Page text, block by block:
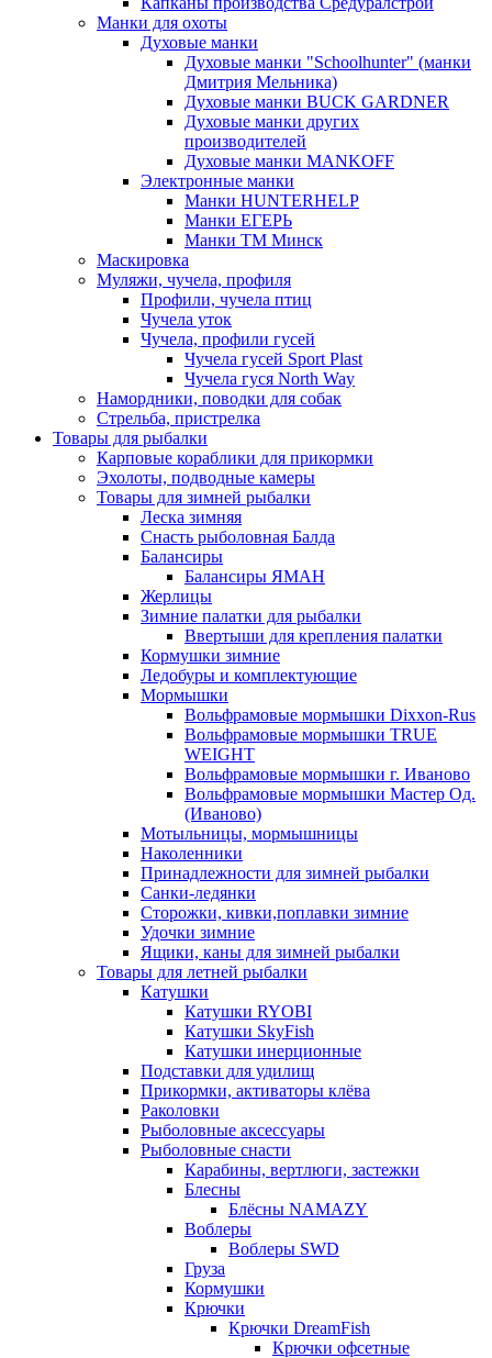
Манки для охоты
Духовые манки
Духовые манки "Schoolhunter" (манки
Дмитрия Мельника)
Духовые манки BUCK GARDNER
Духовые манки других
производителей
Духовые манки MANKOFF
Электронные манки
Манки HUNTERHELP
Манки ЕГЕРЬ
Манки ТМ Минск
Маскировка
Муляжи, чучела, профиля
Профили, чучела птиц
Чучела уток
Чучела, профили гусей
Чучела гусей Sport Plast
Чучела гуся North Way
Намордники, поводки для собак
Стрельба, пристрелка
Товары для рыбалки
Карповые кораблики для прикормки
Эхолоты, подводные камеры
Товары для зимней рыбалки
Леска зимняя
Снасть рыболовная Балда
Балансиры
Балансиры ЯМАН
Жерлицы
Зимние палатки для рыбалки
Ввертыши для крепления палатки
Кормушки зимние
Ледобуры и комплектующие
Мормышки
Вольфрамовые мормышки Dixxon-Rus
Вольфрамовые мормышки TRUE
WEIGHT
Вольфрамовые мормышки г. Иваново
Вольфрамовые мормышки Мастер Од.
(Иваново)
Мотыльницы, мормышницы
Наколенники
Принадлежности для зимней рыбалки
Санки-ледянки
Сторожки, кивки,поплавки зимние
Удочки зимние
Ящики, каны для зимней рыбалки
Товары для летней рыбалки
Катушки
Катушки RYOBI
Катушки SkyFish
Катушки инерционные
Подставки для удилищ
Прикормки, активаторы клёва
Раколовки
Рыболовные аксессуары
Рыболовные снасти
Карабины, вертлюги, застежки
Блесны
Блёсны NAMAZY
Воблеры
Воблеры SWD
Груза
Кормушки
Крючки
Крючки DreamFish
Крючки офсетные